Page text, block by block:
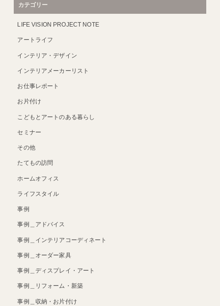
カテゴリー
LIFE VISION PROJECT NOTE
アートライフ
インテリア・デザイン
インテリアメーカーリスト
お仕事レポート
お片付け
こどもとアートのある暮らし
セミナー
その他
たてもの訪問
ホームオフィス
ライフスタイル
事例
事例＿アドバイス
事例＿インテリアコーディネート
事例＿オーダー家具
事例＿ディスプレイ・アート
事例＿リフォーム・新築
事例＿収納・お片付け